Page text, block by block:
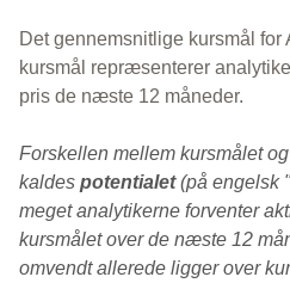
Det gennemsnitlige kursmål for
kursmål repræsenterer
pris de næste 12 måneder.
Forskellen mellem kursmålet
kaldes potentialet(på engelsk
meget analytikerne forventer
kursmålet over de næste 12
omvendt allerede ligger over